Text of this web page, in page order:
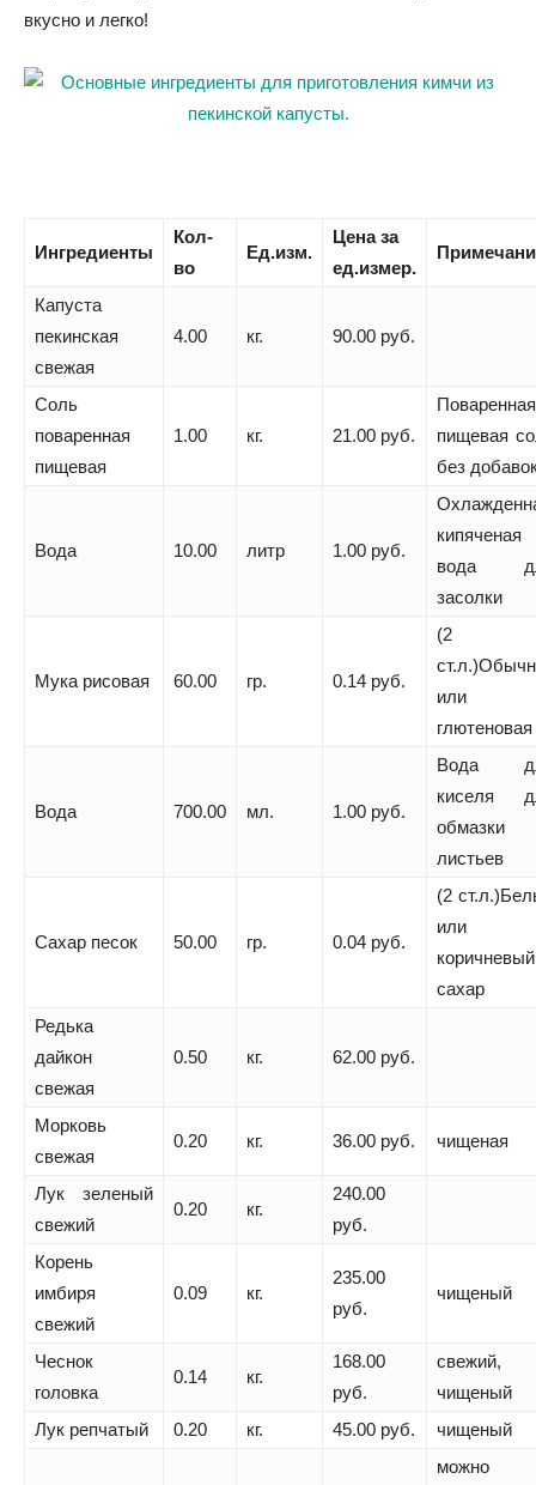
вкусно и легко!
Ингредиенты
Кол-
во
Ед.изм.
Цена за
ед.измер.
Капуста
пекинская
свежая
4.00 кг. 90.00 руб.
Соль
поваренная
пищевая
1.00 кг. 21.00 руб.
Поваренная
пищевая
без
Вода 10.00 литр 1.00 руб.
кипяченая
вода
засолки
Мука рисовая 60.00 гр. 0.14 руб.
(2
или
глютеновая
Вода 700.00 мл. 1.00 руб.
Вода
киселя
обмазки
листьев
Сахар песок 50.00 гр. 0.04 руб.
(2
или
коричневый
сахар
Редька
дайкон
свежая
0.50 кг. 62.00 руб.
Морковь
свежая
0.20 кг. 36.00 руб. чищеная
Лук зеленый
свежий
0.20 кг.
240.00
руб.
Корень
имбиря
свежий
0.09 кг.
235.00
руб.
чищеный
Чеснок
головка
0.14 кг.
168.00
руб.
свежий,
чищеный
Лук репчатый
0.20 кг. 45.00 руб. чищеный
можно